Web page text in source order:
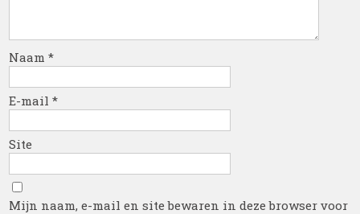
Naam*
E-mail*
Site
Mijn naam, e-mail en site bewaren in deze browser voor